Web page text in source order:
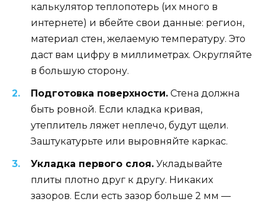
калькулятор теплопотерь (их много в
интернете) и вбейте свои данные: регион,
материал стен, желаемую температуру. Это
даст вам цифру в миллиметрах. Округляйте
в большую сторону.
Подготовка поверхности. Стена должна
быть ровной. Если кладка кривая,
утеплитель ляжет неплечо, будут щели.
Заштукатурьте или выровняйте каркас.
Укладка первого слоя. Укладывайте
плиты плотно друг к другу. Никаких
зазоров. Если есть зазор больше 2 мм —